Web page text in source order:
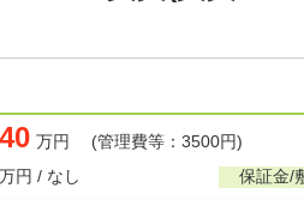
万円 (管理費等：3500円)
円 / なし 保証金/